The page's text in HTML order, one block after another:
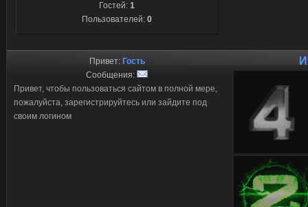
Гостей: 1
Пользователей: 0
Привет: Гость
Сообщения:
Привет, чтобы пользоваться сайтом в полной мере,
пожалуйста, зарегистрируйтесь или зайдите под
своим логином